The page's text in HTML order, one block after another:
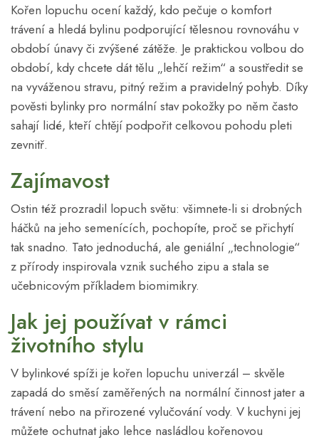
Kořen lopuchu ocení každý, kdo pečuje o komfort
trávení a hledá bylinu podporující tělesnou rovnováhu v
období únavy či zvýšené zátěže. Je praktickou volbou do
období, kdy chcete dát tělu „lehčí režim“ a soustředit se
na vyváženou stravu, pitný režim a pravidelný pohyb. Díky
pověsti bylinky pro normální stav pokožky po něm často
sahají lidé, kteří chtějí podpořit celkovou pohodu pleti
zevnitř.
Zajímavost
Ostin též prozradil lopuch světu: všimnete-li si drobných
háčků na jeho semenících, pochopíte, proč se přichytí
tak snadno. Tato jednoduchá, ale geniální „technologie“
z přírody inspirovala vznik suchého zipu a stala se
učebnicovým příkladem biomimikry.
Jak jej používat v rámci
životního stylu
V bylinkové spíži je kořen lopuchu univerzál – skvěle
zapadá do směsí zaměřených na normální činnost jater a
trávení nebo na přirozené vylučování vody. V kuchyni jej
můžete ochutnat jako lehce nasládlou kořenovou